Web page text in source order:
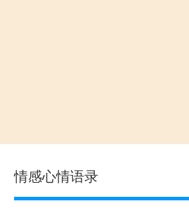
情感心情语录